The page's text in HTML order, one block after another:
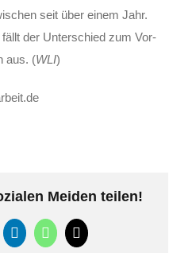
seit über einem Jahr.
der Unter­schied zum Vor­
aus. (WLI)
Meiden teilen!
LinkedInWhatsApp
E-